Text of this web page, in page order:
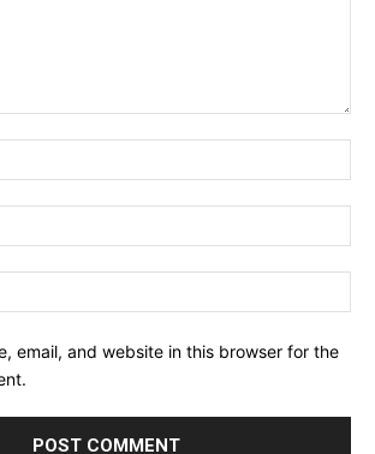
email, and website in this browser for the